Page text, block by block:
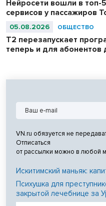
Нейросети вошли в
сервисов у пассажиров
05.08.2026 ОБЩЕСТВО
Т2 перезапускает
теперь и для абонентов
VN.ru обязуется не
Отписаться
от рассылки можно в любой
Искитимский маньяк:
Психушка для
закрытой лечебнице за